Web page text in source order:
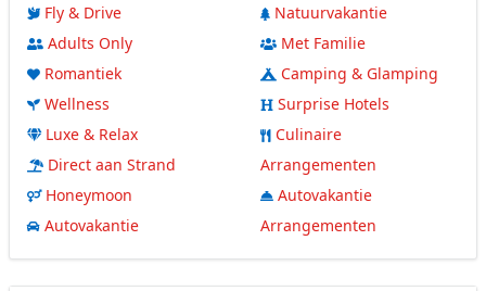
Fly & Drive
Adults Only
Romantiek
Wellness
Luxe & Relax
Direct aan Strand
Honeymoon
Autovakantie
Natuurvakantie
Met Familie
Camping & Glamping
Surprise Hotels
Culinaire
Arrangementen
Autovakantie
Arrangementen